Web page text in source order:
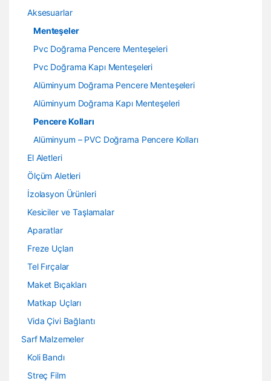
Aksesuarlar
Menteşeler
Pvc Doğrama Pencere Menteşeleri
Pvc Doğrama Kapı Menteşeleri
Alüminyum Doğrama Pencere Menteşeleri
Alüminyum Doğrama Kapı Menteşeleri
Pencere Kolları
Alüminyum – PVC Doğrama Pencere Kolları
El Aletleri
Ölçüm Aletleri
İzolasyon Ürünleri
Kesiciler ve Taşlamalar
Aparatlar
Freze Uçları
Tel Fırçalar
Maket Bıçakları
Matkap Uçları
Vida Çivi Bağlantı
Sarf Malzemeler
Koli Bandı
Streç Film